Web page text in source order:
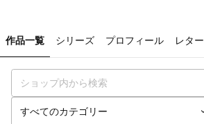
作品一覧 シリーズ プロフィール レター